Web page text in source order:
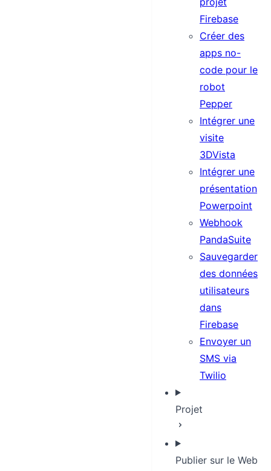
Firebase
Créer des
apps no-
code pour le
robot
Pepper
Intégrer une
visite
3DVista
Intégrer une
présentation
Powerpoint
Webhook
PandaSuite
Sauvegarder
des données
utilisateurs
dans
Firebase
Envoyer un
SMS via
Twilio
Projet
Publier sur le Web